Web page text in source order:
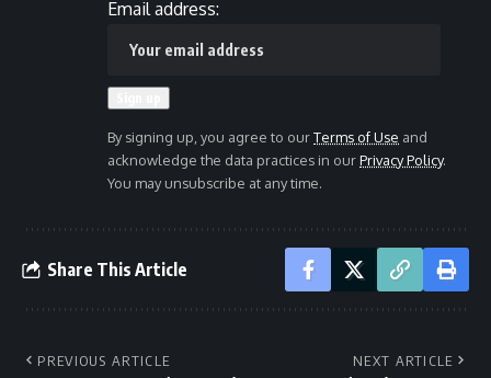
Email address:
By signing up, you agree to ourTerms of Use and
acknowledge the data practices in ourPrivacy Policy.
You may unsubscribe at any time.
Share This Article
PREVIOUS ARTICLE NEXT ARTICLE